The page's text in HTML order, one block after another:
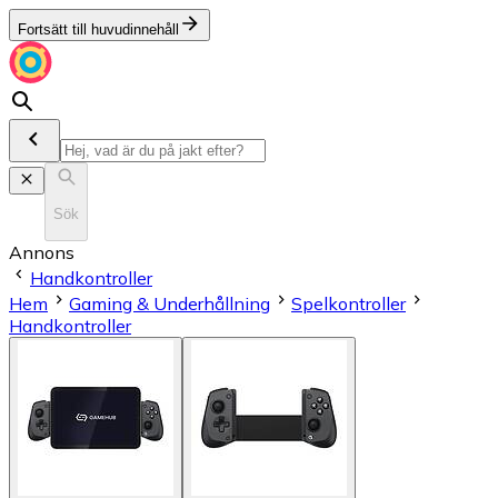
Fortsätt till huvudinnehåll
Sök
Annons
Handkontroller
Hem
Gaming & Underhållning
Spelkontroller
Handkontroller